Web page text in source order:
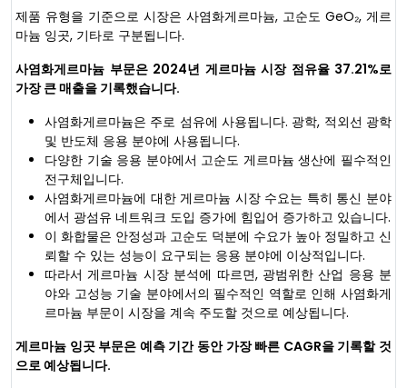
제품 유형을 기준으로 시장은 사염화게르마늄, 고순도 GeO₂, 게르
마늄 잉곳, 기타로 구분됩니다.
사염화게르마늄 부문은 2024년 게르마늄 시장 점유율 37.21%로
가장 큰 매출을 기록했습니다.
사염화게르마늄은 주로 섬유에 사용됩니다. 광학, 적외선 광학
및 반도체 응용 분야에 사용됩니다.
다양한 기술 응용 분야에서 고순도 게르마늄 생산에 필수적인
전구체입니다.
사염화게르마늄에 대한 게르마늄 시장 수요는 특히 통신 분야
에서 광섬유 네트워크 도입 증가에 힘입어 증가하고 있습니다.
이 화합물은 안정성과 고순도 덕분에 수요가 높아 정밀하고 신
뢰할 수 있는 성능이 요구되는 응용 분야에 이상적입니다.
따라서 게르마늄 시장 분석에 따르면, 광범위한 산업 응용 분
야와 고성능 기술 분야에서의 필수적인 역할로 인해 사염화게
르마늄 부문이 시장을 계속 주도할 것으로 예상됩니다.
게르마늄 잉곳 부문은 예측 기간 동안 가장 빠른 CAGR을 기록할 것
으로 예상됩니다.